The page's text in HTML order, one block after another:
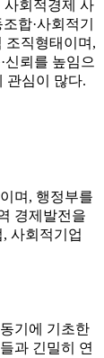
사회적경제 사
합·사회적기
조직형태이며,
신뢰를 높임으
관심이 많다.
며, 행정부를
경제발전을
사회적기업
기에 기초한
과 긴밀히 연